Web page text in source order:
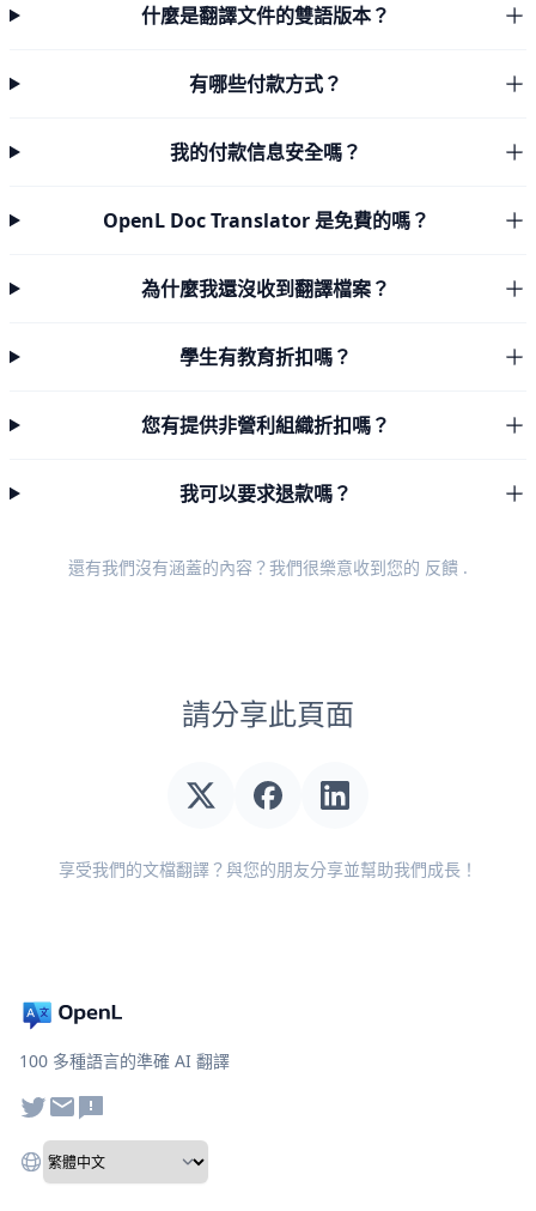
什麼是翻譯文件的雙語版本？
有哪些付款方式？
我的付款信息安全嗎？
OpenL Doc Translator 是免費的嗎？
為什麼我還沒收到翻譯檔案？
學生有教育折扣嗎？
您有提供非營利組織折扣嗎？
我可以要求退款嗎？
還有我們沒有涵蓋的內容？我們很樂意收到您的 反饋 .
請分享此頁面
享受我們的文檔翻譯？與您的朋友分享並幫助我們成長！
100 多種語言的準確 AI 翻譯